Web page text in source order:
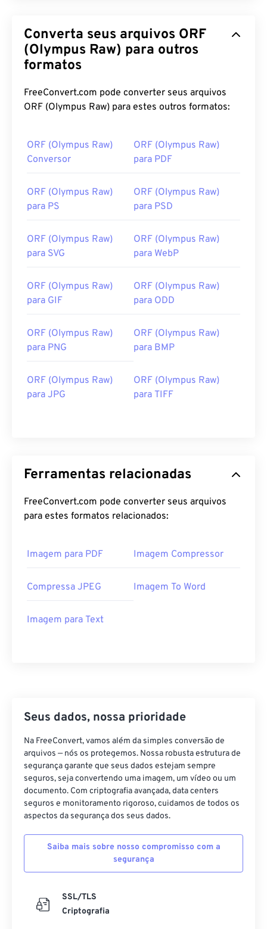
Converta seus arquivos ORF
(Olympus Raw) para outros
formatos
FreeConvert.com pode converter seus arquivos
ORF (Olympus Raw) para estes outros formatos:
ORF (Olympus Raw)
Conversor
ORF (Olympus Raw)
para PDF
ORF (Olympus Raw)
para PS
ORF (Olympus Raw)
para PSD
ORF (Olympus Raw)
para SVG
ORF (Olympus Raw)
para WebP
ORF (Olympus Raw)
para GIF
ORF (Olympus Raw)
para ODD
ORF (Olympus Raw)
para PNG
ORF (Olympus Raw)
para BMP
ORF (Olympus Raw)
para JPG
ORF (Olympus Raw)
para TIFF
Ferramentas relacionadas
FreeConvert.com pode converter seus arquivos
para estes formatos relacionados:
Imagem para PDF Imagem Compressor
Compressa JPEG Imagem To Word
Imagem para Text
Seus dados, nossa prioridade
Na FreeConvert, vamos além da simples conversão de
arquivos — nós os protegemos. Nossa robusta estrutura de
segurança garante que seus dados estejam sempre
seguros, seja convertendo uma imagem, um vídeo ou um
documento. Com criptografia avançada, data centers
seguros e monitoramento rigoroso, cuidamos de todos os
aspectos da segurança dos seus dados.
Saiba mais sobre nosso compromisso com a
segurança
SSL/TLS
Criptografia